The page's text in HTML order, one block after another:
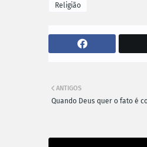
Religião
ANTIGOS
Quando Deus quer o fato é